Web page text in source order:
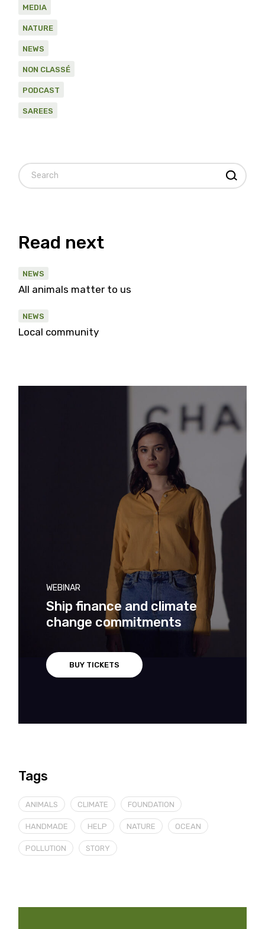
MEDIA
NATURE
NEWS
NON CLASSÉ
PODCAST
SAREES
Read next
NEWS
All animals matter to us
NEWS
Local community
WEBINAR
Ship finance and climate
change commitments
BUY TICKETS
Tags
ANIMALS CLIMATE FOUNDATION
HANDMADE HELP NATURE OCEAN
POLLUTION STORY